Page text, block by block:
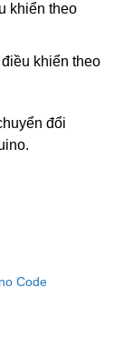
khiển theo
khiển theo
đổi